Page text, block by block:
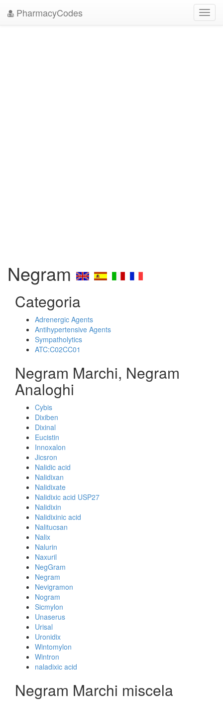
PharmacyCodes
Negram
Categoria
Adrenergic Agents
Antihypertensive Agents
Sympatholytics
ATC:C02CC01
Negram Marchi, Negram
Analoghi
Cybis
Dixiben
Dixinal
Eucistin
Innoxalon
Jicsron
Nalidic acid
Nalidixan
Nalidixate
Nalidixic acid USP27
Nalidixin
Nalidixinic acid
Nalitucsan
Nalix
Nalurin
Naxuril
NegGram
Negram
Nevigramon
Nogram
Sicmylon
Unaserus
Urisal
Uronidix
Wintomylon
Wintron
naladixic acid
Negram Marchi miscela